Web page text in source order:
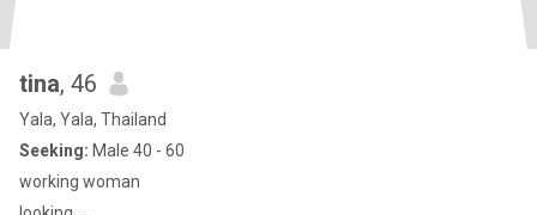
tina, 46
Yala, Yala, Thailand
Seeking: Male 40 - 60
working woman